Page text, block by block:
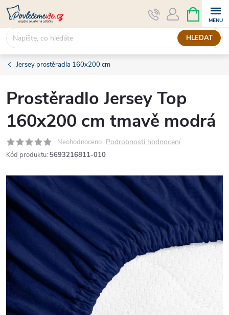
Přejít
obsah
HLEDAT
NÁKUPNÍ
KOŠÍK
Jersey prostěradla 160x200 cm
Prostěradlo Jersey Top
160x200 cm tmavě modrá
Neohodnoceno Podrobnosti hodnocení
Kód produktu: 5693216811-010